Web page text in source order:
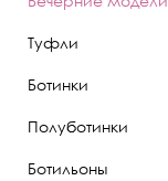
Туфли
Ботинки
Полуботинки
Ботильоны